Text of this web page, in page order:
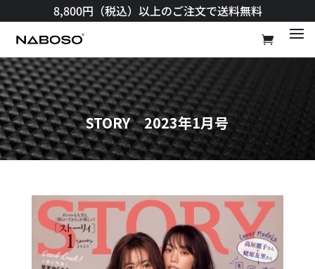
8,800円（税込）以上のご注文で送料無料​
STORY 2023年1月号